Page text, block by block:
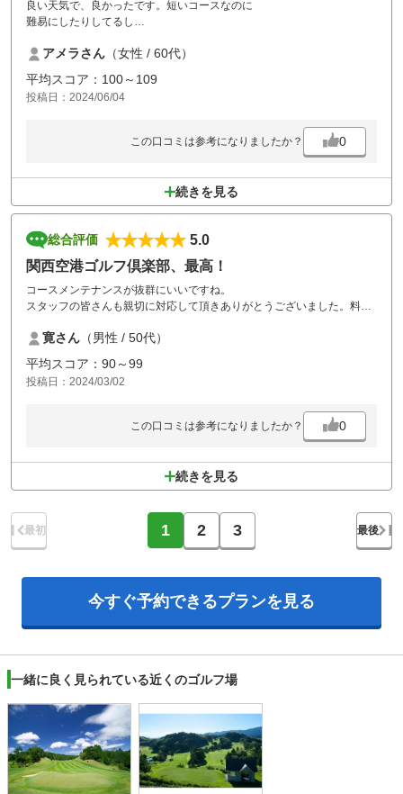
良い天気で、良かったです。短いコースなのに
難易にしたりしてるし
アメラさん （女性 / 60代）
平均スコア：100～109
投稿日：2024/06/04
この口コミは参考になりましたか？ 0
続きを見る
総合評価
5.0
関西空港ゴルフ倶楽部、最高！
コースメンテナンスが抜群にいいですね。
スタッフの皆さんも親切に対応して頂きありがとうございました。料理
寛さん （男性 / 50代）
平均スコア：90～99
投稿日：2024/03/02
この口コミは参考になりましたか？ 0
続きを見る
最初 1 2 3 最後
今すぐ予約できるプランを見る
一緒に良く見られている近くのゴルフ場